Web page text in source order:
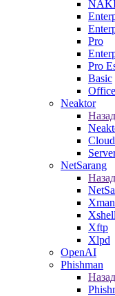
Pro
Pro
Basic
Neaktor
Назад
Cloud
NetSarang
Назад
Xshell
Xftp
Xlpd
OpenAI
Phishman
Назад